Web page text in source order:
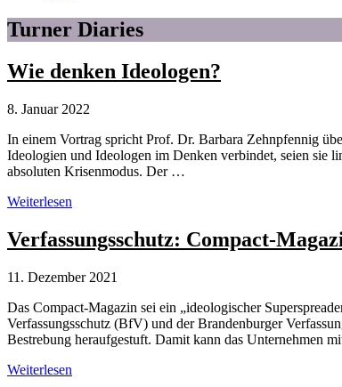
Turner Diaries
Wie denken Ideologen?
8. Januar 2022
In einem Vortrag spricht Prof. Dr. Barbara Zehnpfennig
Ideologien und Ideologen im Denken verbindet, seien sie
absoluten Krisenmodus. Der …
Wie
Ideologen?
Weiterlesen
Verfassungsschutz: Compact-
11. Dezember 2021
Das Compact-Magazin sei ein „ideologischer
Verfassungsschutz (BfV) und der Brandenburger
Bestrebung heraufgestuft. Damit kann das Unternehmen
Verfassungsschutz:
Weiterlesen